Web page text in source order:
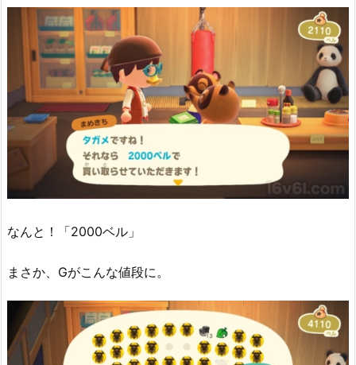
なんと！「2000ベル」
まさか、Gがこんな値段に。